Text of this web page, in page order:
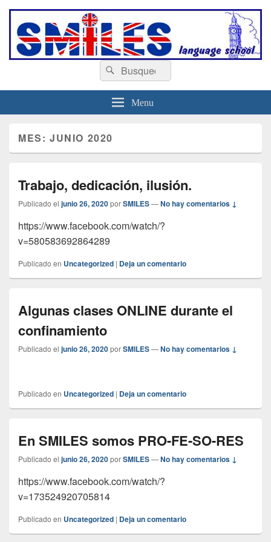
escuelasmiles.es
Buscar
por:
Buscar
Menu
MES: JUNIO 2020
Trabajo, dedicación, ilusión.
Publicado el junio 26, 2020porSMILES—No hay comentarios ↓
https://www.facebook.com/watch/?
v=580583692864289
Publicado en Uncategorized | Deja un comentario
Algunas clases ONLINE durante el
confinamiento
Publicado el junio 26, 2020porSMILES—No hay comentarios ↓
Publicado en Uncategorized | Deja un comentario
En SMILES somos PRO-FE-SO-RES
Publicado el junio 26, 2020porSMILES—No hay comentarios ↓
https://www.facebook.com/watch/?
v=173524920705814
Publicado en Uncategorized | Deja un comentario